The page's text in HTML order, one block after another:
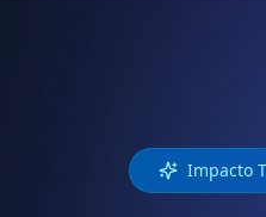
Impacto